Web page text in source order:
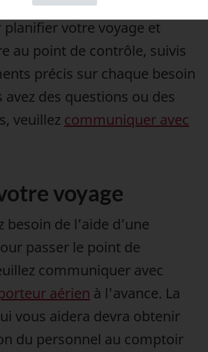
des renseignements
votre voyage et
au point de contrôle, suivis
précis sur chaque besoin
avez des questions ou des
veuillez communiquer avec
voyage
besoin de l’aide d’une
passer le point de
communiquer avec
aérien à l'avance. La
vous aidera devra obtenir
du personnel au comptoir